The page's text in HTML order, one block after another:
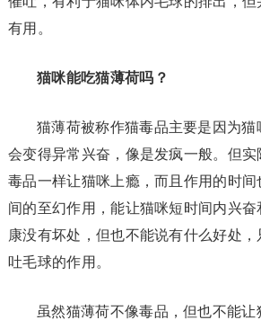
有用。
猫咪能吃猫薄荷吗？
猫薄荷被称作猫毒品主要是因为
会变得异常兴奋，像是发疯一般。但
毒品一样让猫咪上瘾，而且作用的时
间的至幻作用，能让猫咪短时间内兴
康没有坏处，但也不能说有什么好处
吐毛球的作用。
虽然猫薄荷不像毒品，但也不能让